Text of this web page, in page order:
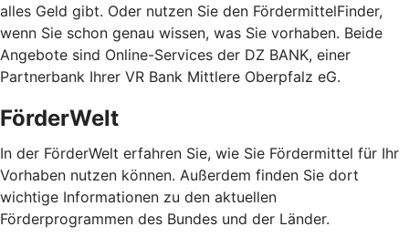
alles Geld gibt. Oder nutzen Sie den FördermittelFinder,
wenn Sie schon genau wissen, was Sie vorhaben. Beide
Angebote sind Online-Services der DZ BANK, einer
Partnerbank Ihrer VR Bank Mittlere Oberpfalz eG.
FörderWelt
In der FörderWelt erfahren Sie, wie Sie Fördermittel für Ihr
Vorhaben nutzen können. Außerdem finden Sie dort
wichtige Informationen zu den aktuellen
Förderprogrammen des Bundes und der Länder.